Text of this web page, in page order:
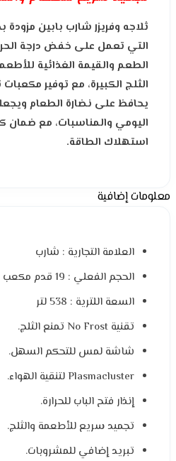
ثلاجه وفريزر شارب بابين مزودة
التي تعمل على خفض درجة
الطعم والقيمة الغذائية
الثلج الكبيرة، مع توفير
يحافظ على نضارة الطعام
اليومي والمناسبات، مع ضمان
استهلاك الطاقة.
معلومات إضافية
العلامة التجارية : شارب
الحجم الفعلي : 19 قدم مكعب
السعة اللترية : 538 لتر
تقنية No Frost تمنع الثلج.
شاشة لمس للتحكم السهل.
Plasmacluster لتنقية الهواء.
إنذار فتح الباب للحرارة.
تجميد سريع للأطعمة والثلج.
تبريد إضافي للمشروبات.